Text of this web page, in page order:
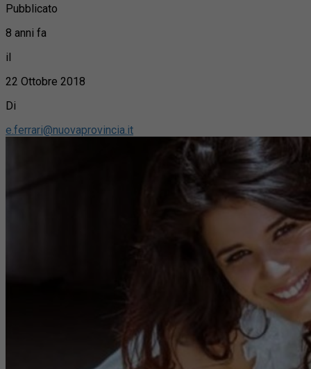
Pubblicato
8 anni fa
il
22 Ottobre 2018
Di
e.ferrari@nuovaprovincia.it